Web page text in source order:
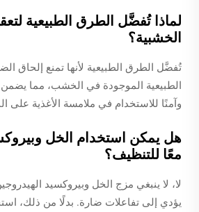
لماذا تُفضَّل الطرق الطبيعية
الخشبية؟
تُفضَّل الطرق الطبيعية لأنها تمنع إلحاق
الطبيعية الموجودة في الخشب، مما يضمن
وآمنًا للاستخدام في ملامسة الأغذية على
هل يمكن استخدام الخل
معًا للتنظيف؟
لا، لا ينبغي مزج الخل وبيروكسيد
يؤدي إلى تفاعلات ضارة. بدلًا من ذلك،